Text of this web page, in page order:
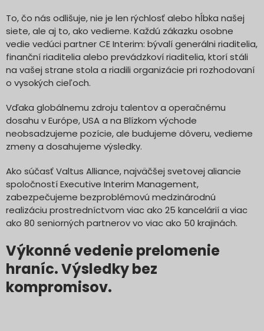
To, čo nás odlišuje, nie je len rýchlosť alebo hĺbka našej
siete, ale aj to, ako vedieme. Každú zákazku osobne
vedie vedúci partner CE Interim: bývalí generálni riaditelia,
finanční riaditelia alebo prevádzkoví riaditelia, ktorí stáli
na vašej strane stola a riadili organizácie pri rozhodovaní
o vysokých cieľoch.
Vďaka globálnemu zdroju talentov a operačnému
dosahu v Európe, USA a na Blízkom východe
neobsadzujeme pozície, ale budujeme dôveru, vedieme
zmeny a dosahujeme výsledky.
Ako súčasť Valtus Alliance, najväčšej svetovej aliancie
spoločností Executive Interim Management,
zabezpečujeme bezproblémovú medzinárodnú
realizáciu prostredníctvom viac ako 25 kancelárií a viac
ako 80 seniorných partnerov vo viac ako 50 krajinách.
Výkonné vedenie prelomenie
hraníc. Výsledky bez
kompromisov.